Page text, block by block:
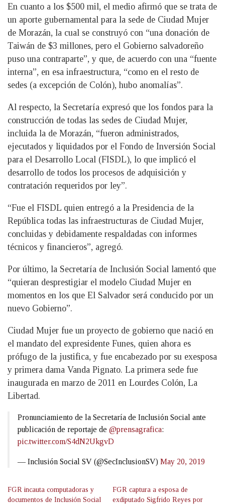
En cuanto a los $500 mil, el medio afirmó que se trata de
un aporte gubernamental para la sede de Ciudad Mujer
de Morazán, la cual se construyó con “una donación de
Taiwán de $3 millones, pero el Gobierno salvadoreño
puso una contraparte”, y que, de acuerdo con una “fuente
interna”, en esa infraestructura, “como en el resto de
sedes (a excepción de Colón), hubo anomalías”.
Al respecto, la Secretaría expresó que los fondos para la
construcción de todas las sedes de Ciudad Mujer,
incluida la de Morazán, “fueron administrados,
ejecutados y liquidados por el Fondo de Inversión Social
para el Desarrollo Local (FISDL), lo que implicó el
desarrollo de todos los procesos de adquisición y
contratación requeridos por ley”.
“Fue el FISDL quien entregó a la Presidencia de la
República todas las infraestructuras de Ciudad Mujer,
concluidas y debidamente respaldadas con informes
técnicos y financieros”, agregó.
Por último, la Secretaría de Inclusión Social lamentó que
“quieran desprestigiar el modelo Ciudad Mujer en
momentos en los que El Salvador será conducido por un
nuevo Gobierno”.
Ciudad Mujer fue un proyecto de gobierno que nació en
el mandato del expresidente Funes, quien ahora es
prófugo de la justifica, y fue encabezado por su exesposa
y primera dama Vanda Pignato. La primera sede fue
inaugurada en marzo de 2011 en Lourdes Colón, La
Libertad.
Pronunciamiento de la Secretaría de Inclusión Social ante
publicación de reportaje de @prensagrafica:
pic.twitter.com/S4dN2UkgvD
— Inclusión Social SV (@SecInclusionSV) May 20, 2019
FGR incauta computadoras y
documentos de Inclusión Social
FGR captura a esposa de
exdiputado Sigfrido Reyes por